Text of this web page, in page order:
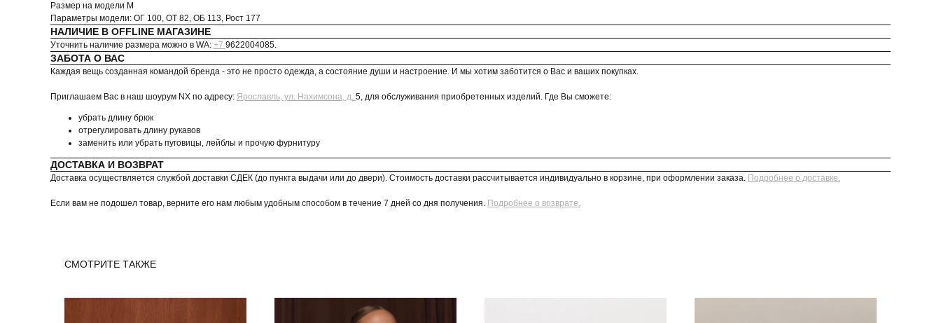
Размер на модели M
Параметры модели: ОГ 100, ОТ 82, ОБ 113, Рост 177
НАЛИЧИЕ В OFFLINE МАГАЗИНЕ
Уточнить наличие размера можно в WA: +7 9622004085.
ЗАБОТА О ВАС
Каждая вещь созданная командой бренда - это не просто одежда, а состояние души и настроение. И мы хотим заботится о Вас и ваших покупках.
Приглашаем Вас в наш шоурум NX по адресу: Ярославль, ул. Нахимсона, д. 5, для обслуживания приобретенных изделий. Где Вы сможете:
убрать длину брюк
отрегулировать длину рукавов
заменить или убрать пуговицы, лейблы и прочую фурнитуру
ДОСТАВКА И ВОЗВРАТ
Доставка осуществляется службой доставки СДЕК (до пункта выдачи или до двери). Стоимость доставки рассчитывается индивидуально в корзине, при оформлении заказа. Подробнее о доставке.
Если вам не подошел товар, верните его нам любым удобным способом в течение 7 дней со дня получения. Подробнее о возврате.
СМОТРИТЕ ТАКЖЕ